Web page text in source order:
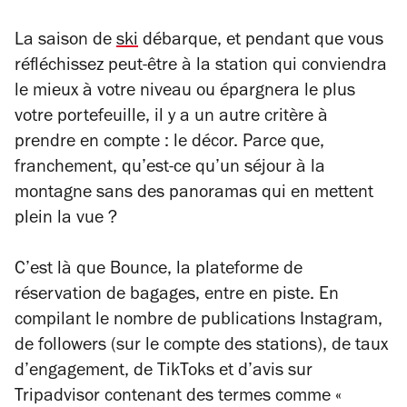
La saison de ski débarque, et pendant que vous
réfléchissez peut-être à la station qui conviendra
le mieux à votre niveau ou épargnera le plus
votre portefeuille, il y a un autre critère à
prendre en compte : le décor. Parce que,
franchement, qu’est-ce qu’un séjour à la
montagne sans des panoramas qui en mettent
plein la vue ?
C’est là que Bounce, la plateforme de
réservation de bagages, entre en piste. En
compilant le nombre de publications Instagram,
de followers (sur le compte des stations), de taux
d’engagement, de TikToks et d’avis sur
Tripadvisor contenant des termes comme «